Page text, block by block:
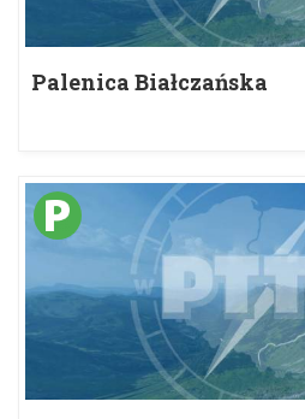
Palenica Białczańska